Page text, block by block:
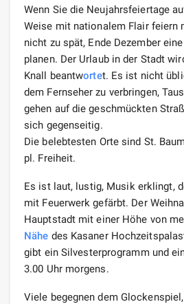
Wenn Sie die Neujahrsfeiertage
Weise mit nationalem Flair feiern
nicht zu spät, Ende Dezember
planen. Der Urlaub in der Stadt
Knall beantwortet. Es ist nicht
dem Fernseher zu verbringen,
gehen auf die geschmückten
sich gegenseitig.
Die belebtesten Orte sind St.
pl. Freiheit.
Es ist laut, lustig, Musik erklingt,
mit Feuerwerk gefärbt. Der
Hauptstadt mit einer Höhe von
Nähe des Kasaner
gibt ein Silvesterprogramm und
3.00 Uhr morgens.
Viele begegnen dem